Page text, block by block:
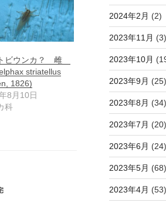
ビウンカ？ 雌
striatellus
1826)
8月10日
科
2024年2月 (2)
2023年11月 (3)
2023年10月
2023年9月 (25)
2023年8月 (34)
2023年7月 (20)
2023年6月 (24)
2023年5月 (68)
2023年4月 (53)